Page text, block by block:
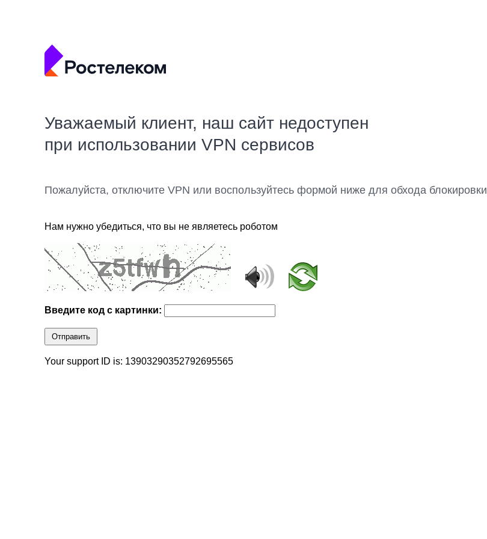
Уважаемый клиент, наш сайт недоступен
при использовании VPN сервисов
Пожалуйста, отключите VPN или воспользуйтесь формой ниже для обхода блокировки
Нам нужно убедиться, что вы не являетесь роботом
Введите код с картинки:
Отправить
Your support ID is: 13903290352792695565